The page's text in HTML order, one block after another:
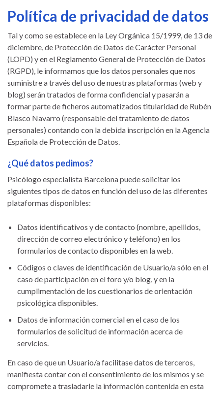
Política de privacidad de datos
Tal y como se establece en la Ley Orgánica 15/1999, de 13 de
diciembre, de Protección de Datos de Carácter Personal
(LOPD) y en el Reglamento General de Protección de Datos
(RGPD), le informamos que los datos personales que nos
suministre a través del uso de nuestras plataformas (web y
blog) serán tratados de forma confidencial y pasarán a
formar parte de ficheros automatizados titularidad de Rubén
Blasco Navarro (responsable del tratamiento de datos
personales) contando con la debida inscripción en la Agencia
Española de Protección de Datos.
¿Qué datos pedimos?
Psicólogo especialista Barcelona puede solicitar los
siguientes tipos de datos en función del uso de las diferentes
plataformas disponibles:
Datos identificativos y de contacto (nombre, apellidos,
dirección de correo electrónico y teléfono) en los
formularios de contacto disponibles en la web.
Códigos o claves de identificación de Usuario/a sólo en el
caso de participación en el foro y/o blog, y en la
cumplimentación de los cuestionarios de orientación
psicológica disponibles.
Datos de información comercial en el caso de los
formularios de solicitud de información acerca de
servicios.
En caso de que un Usuario/a facilitase datos de terceros,
manifiesta contar con el consentimiento de los mismos y se
compromete a trasladarle la información contenida en esta